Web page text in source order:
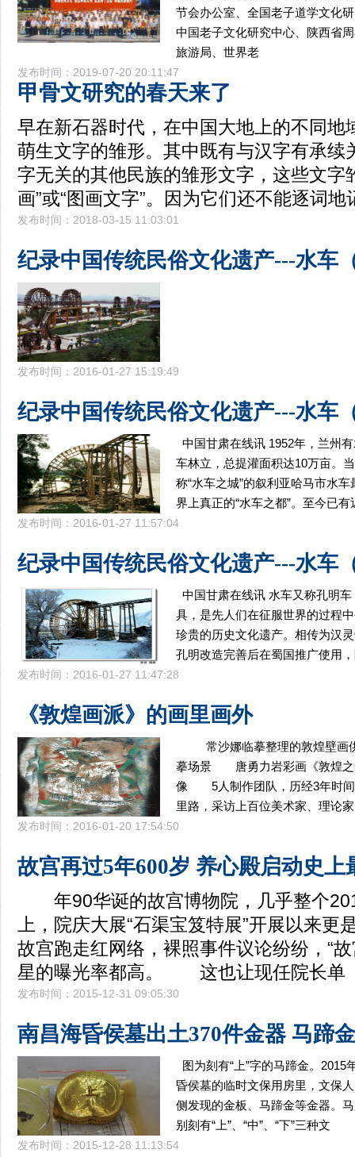
节会办公室、全国老子道学文化
中国老子文化研究中心、陕西省
旅游局、世界老
发布时间：2019-07-20 20:11:47
甲骨文研究的春天来了
早在新石器时代，在中国大地上的不同地
萌生文字的雏形。其中既有与汉字有承续
字无关的其他民族的雏形文字，这些文字
画”或“图画文字”。因为它们还不能逐词地
发布时间：2018-03-15 11:03:01
纪录中国传统民俗文化遗产---水车
发布时间：2016-01-27 15:19:49
纪录中国传统民俗文化遗产---水车
中国甘肃在线讯 1952年，兰州
车林立，总提灌面积达10万亩。
称“水车之城”的叙利亚哈马市水
界上真正的“水车之都”。至今已有
发布时间：2016-01-27 11:57:04
纪录中国传统民俗文化遗产---水车
中国甘肃在线讯 水车又称孔明
具，是先人们在征服世界的过程
珍贵的历史文化遗产。相传为汉
孔明改造完善后在蜀国推广使用
发布时间：2016-01-27 11:47:28
《敦煌画派》的画里画外
常沙娜临摹整理的敦煌壁
摹场景 唐勇力岩彩画《敦煌
像 5人制作团队，历经3年时间
里路，采访上百位美术家、理论
发布时间：2016-01-20 17:54:50
故宫再过5年600岁 养心殿启动史上
年90华诞的故宫博物院，几乎整个
上，院庆大展“石渠宝笈特展”开展以来更
故宫跑走红网络，裸照事件议论纷纷，“
星的曝光率都高。 这也让现任院长单
发布时间：2015-12-31 09:05:30
南昌海昏侯墓出土370件金器 马蹄
图为刻有“上”字的马蹄金。
昏侯墓的临时文保用房里，文保
侧发现的金板、马蹄金等金器。
别刻有“上”、“中”、“下”三种文
发布时间：2015-12-28 11:13:54